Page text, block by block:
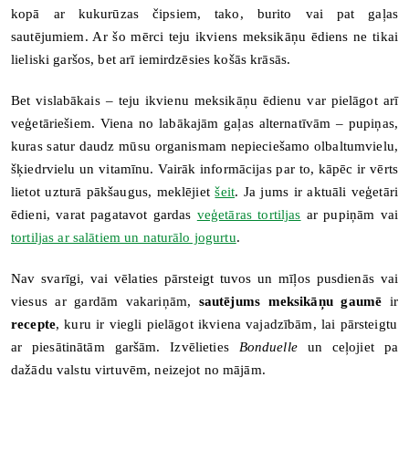
kopā ar kukurūzas čipsiem, tako, burito vai pat gaļas
sautējumiem. Ar šo mērci teju ikviens meksikāņu ēdiens ne tikai
lieliski garšos, bet arī iemirdzēsies košās krāsās.
Bet vislabākais – teju ikvienu meksikāņu ēdienu var pielāgot arī
veģetāriešiem. Viena no labākajām gaļas alternatīvām – pupiņas,
kuras satur daudz mūsu organismam nepieciešamo olbaltumvielu,
šķiedrvielu un vitamīnu. Vairāk informācijas par to, kāpēc ir vērts
lietot uzturā pākšaugus, meklējietšeit. Ja jums ir aktuāli veģetāri
ēdieni, varat pagatavot gardas veģetāras tortiljas ar pupiņām vai
tortiljas ar salātiem un naturālo jogurtu.
Nav svarīgi, vai vēlaties pārsteigt tuvos un mīļos pusdienās vai
viesus ar gardām vakariņām, sautējums meksikāņu gaumē ir
recepte, kuru ir viegli pielāgot ikviena vajadzībām, lai pārsteigtu
ar piesātinātām garšām. Izvēlieties Bonduelle un ceļojiet pa
dažādu valstu virtuvēm, neizejot no mājām.